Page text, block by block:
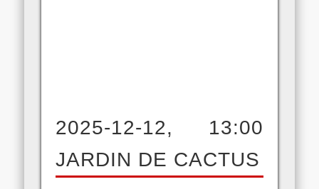
2025-12-12, 13:00
JARDIN DE CACTUS